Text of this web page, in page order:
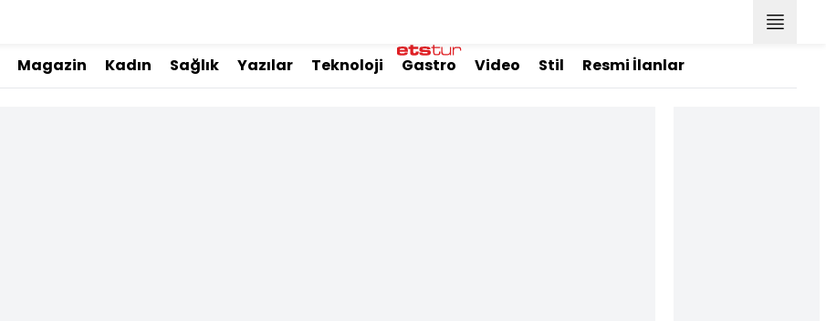
Magazin Kadın Sağlık Yazılar Teknoloji Gastro Video Stil Resmi İlanlar